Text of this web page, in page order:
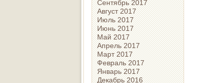
Сентябрь 2017
Август 2017
Июль 2017
Июнь 2017
Май 2017
Апрель 2017
Март 2017
Февраль 2017
Январь 2017
Декабрь 2016